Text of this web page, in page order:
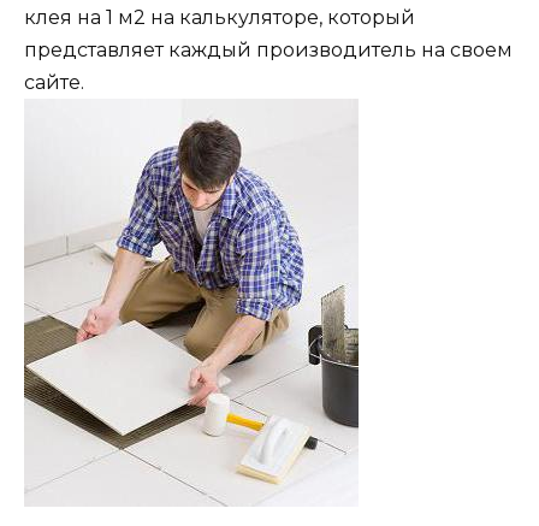
клея на 1 м2 на калькуляторе, который
представляет каждый производитель на своем
сайте.